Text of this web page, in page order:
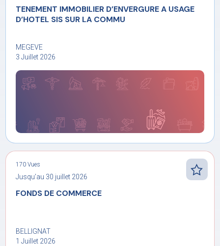
TENEMENT IMMOBILIER D’ENVERGURE A USAGE
D’HOTEL SIS SUR LA COMMU
MEGEVE
3 Juillet 2026
170 Vues
Jusqu’au 30 juillet 2026
FONDS DE COMMERCE
BELLIGNAT
1 Juillet 2026